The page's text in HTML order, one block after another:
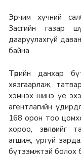
Эрчим хүчний
Засгийн газар
дааруулахгүй
байна.
Төрийн данхар
хязгаарлаж,
хэмнэх шинэ үе
агентлагийн
168 орон тоо
хороо, зөвлөлийг
агшиж, үргүй
бүтээмжтэй болох